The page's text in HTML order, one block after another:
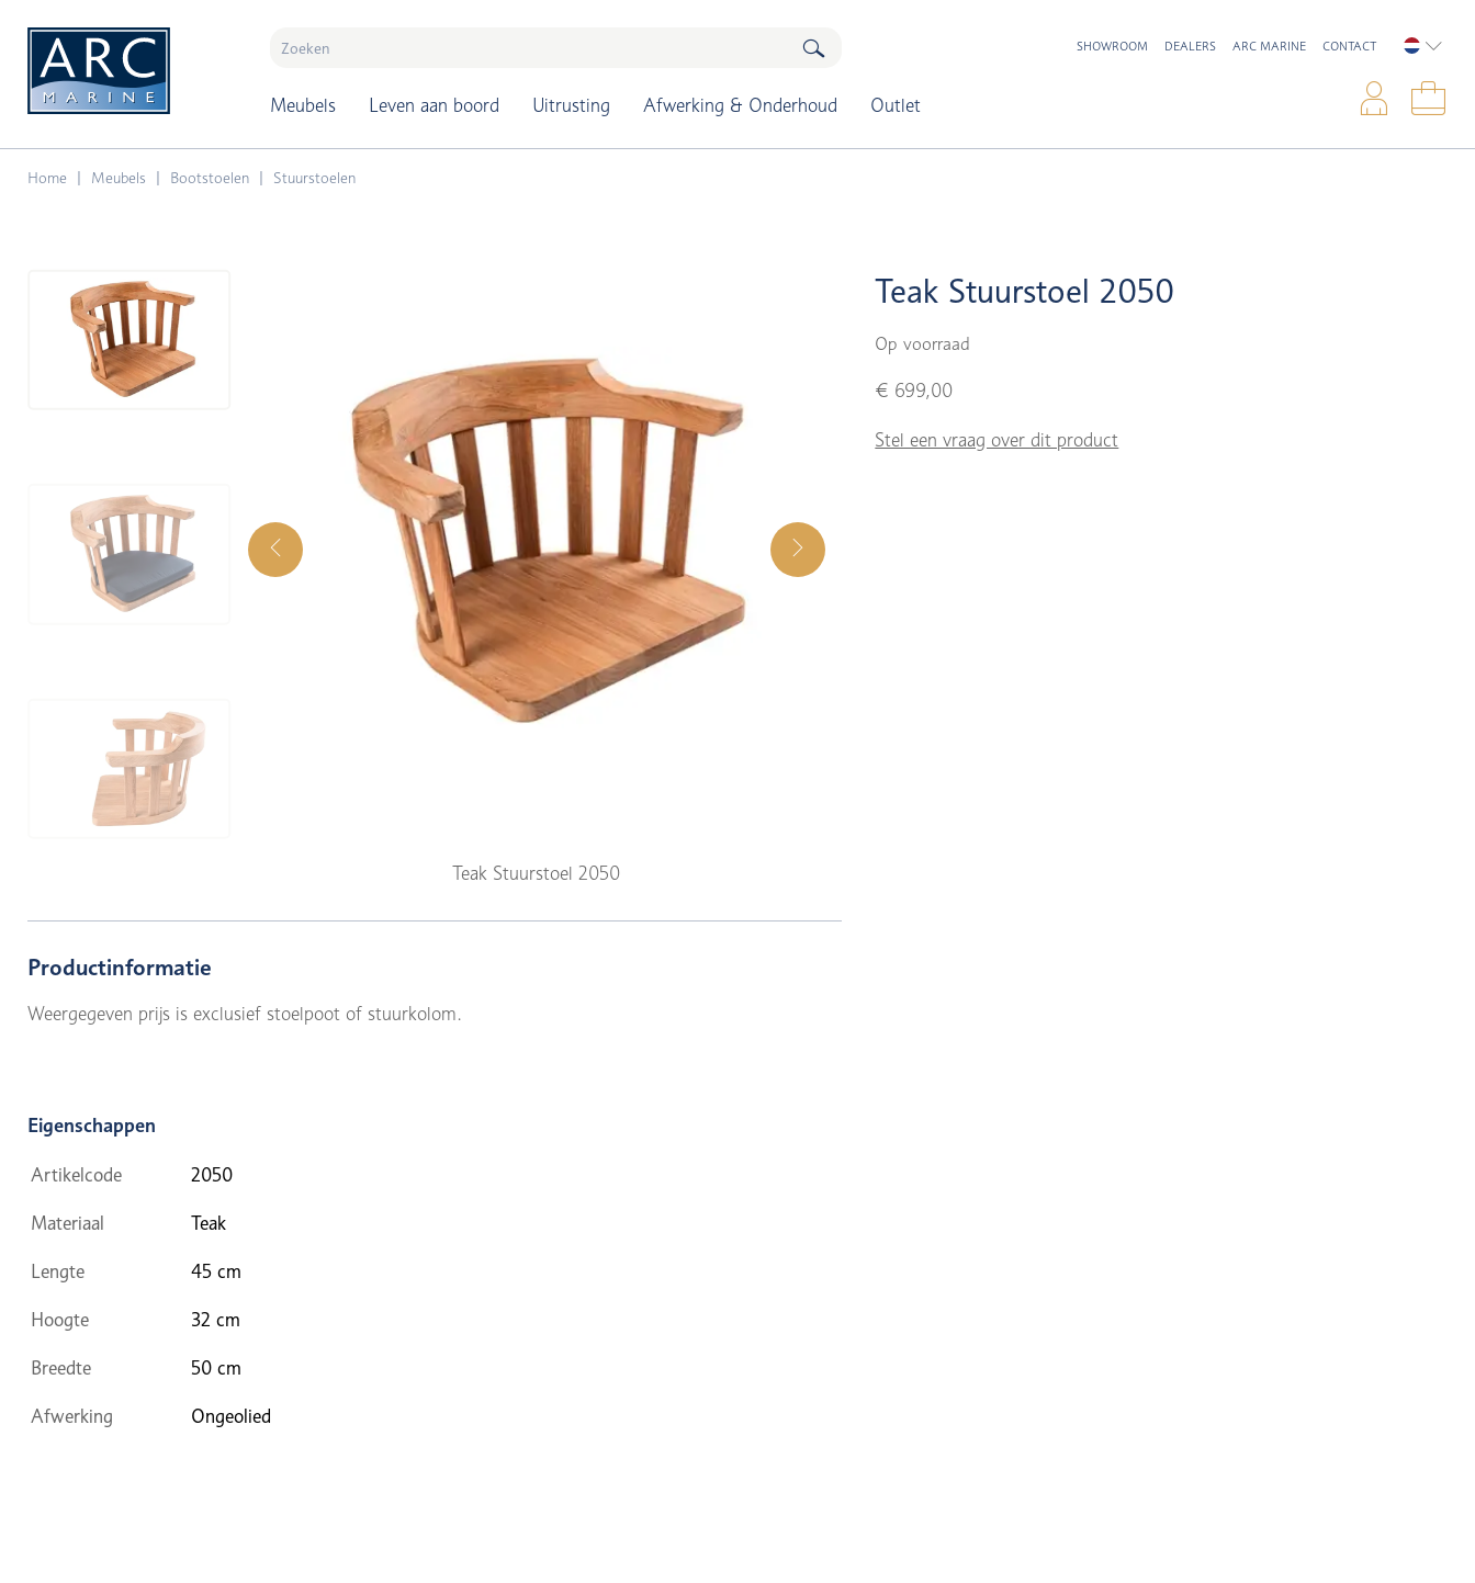
Meubels Leven aan boord Uitrusting Afwerking & Onderhoud Outlet
SHOWROOM DEALERS ARC MARINE CONTACT
Home Meubels Bootstoelen Stuurstoelen
Teak Stuurstoel 2050
Teak Stuurstoel 2050
Op voorraad
€ 699,00
Stel een vraag over dit product
Productinformatie
Weergegeven prijs is exclusief stoelpoot of stuurkolom.
Eigenschappen
Artikelcode 2050
Materiaal Teak
Lengte 45 cm
Hoogte 32 cm
Breedte 50 cm
Afwerking Ongeolied